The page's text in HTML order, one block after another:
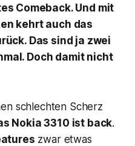
Comeback. Und mit
kehrt auch das
Das sind ja zwei
Doch damit nicht
schlechten Scherz
Nokia 3310 ist back.
zwar etwas